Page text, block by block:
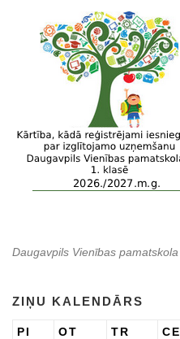
Daugavpils Vienības pamatskola
ZIŅU KALENDĀRS
PI OT TR CE